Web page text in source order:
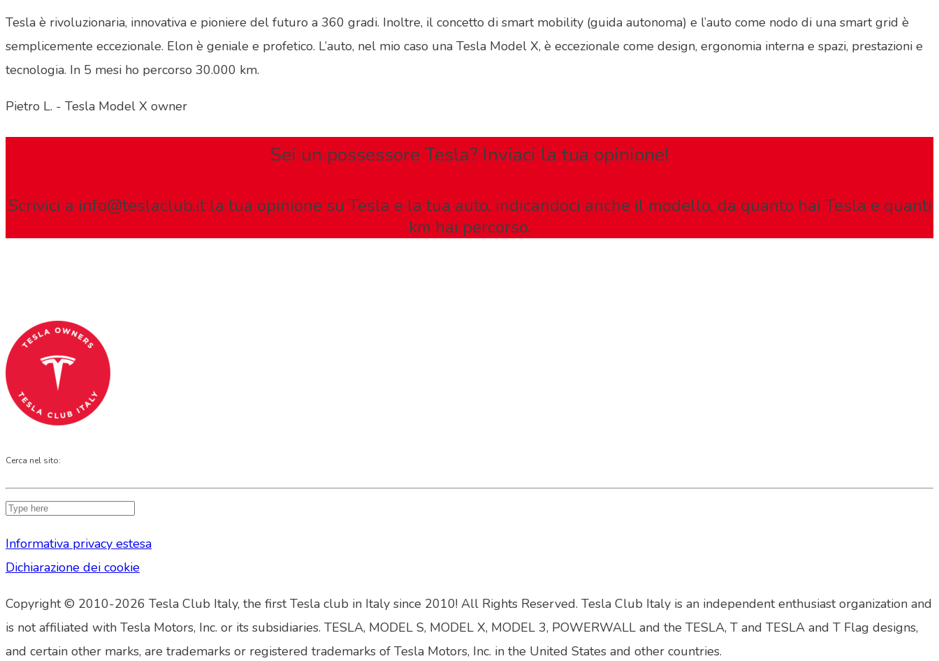
Tesla è rivoluzionaria, innovativa e pioniere del futuro a 360 gradi. Inoltre, il concetto di smart mobility (guida autonoma) e l’auto come nodo di una smart grid è
semplicemente eccezionale. Elon è geniale e profetico. L’auto, nel mio caso una Tesla Model X, è eccezionale come design, ergonomia interna e spazi, prestazioni e
tecnologia. In 5 mesi ho percorso 30.000 km.
Pietro L. - Tesla Model X owner
Sei un possessore Tesla? Inviaci la tua opinione!
Scrivici a info@teslaclub.itla tua opinione su Tesla e la tua auto, indicandoci anche il modello, da quanto hai Tesla e quanti
km hai percorso.
Cerca nel sito:
Informativa privacy estesa
Dichiarazione dei cookie
Copyright © 2010-2026 Tesla Club Italy, the first Tesla club in Italy since 2010! All Rights Reserved. Tesla Club Italy is an independent enthusiast organization and
is not affiliated with Tesla Motors, Inc. or its subsidiaries. TESLA, MODEL S, MODEL X, MODEL 3, POWERWALL and the TESLA, T and TESLA and T Flag designs,
and certain other marks, are trademarks or registered trademarks of Tesla Motors, Inc. in the United States and other countries.